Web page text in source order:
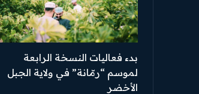
بدء فعاليات النسخة الرابعة
لموسم “رمّانة” في ولاية الجبل
الأخضر